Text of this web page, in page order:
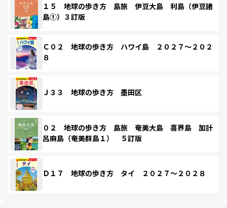
１５ 地球の歩き方 島旅 伊豆大島 利島（伊豆諸
島①）３訂版
Ｃ０２ 地球の歩き方 ハワイ島 ２０２７～２０２
８
Ｊ３３ 地球の歩き方 墨田区
０２ 地球の歩き方 島旅 奄美大島 喜界島 加計
呂麻島（奄美群島１） ５訂版
Ｄ１７ 地球の歩き方 タイ ２０２７～２０２８